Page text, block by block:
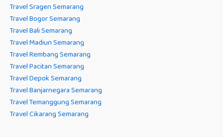
Travel Sragen Semarang
Travel Bogor Semarang
Travel Bali Semarang
Travel Madiun Semarang
Travel Rembang Semarang
Travel Pacitan Semarang
Travel Depok Semarang
Travel Banjarnegara Semarang
Travel Temanggung Semarang
Travel Cikarang Semarang